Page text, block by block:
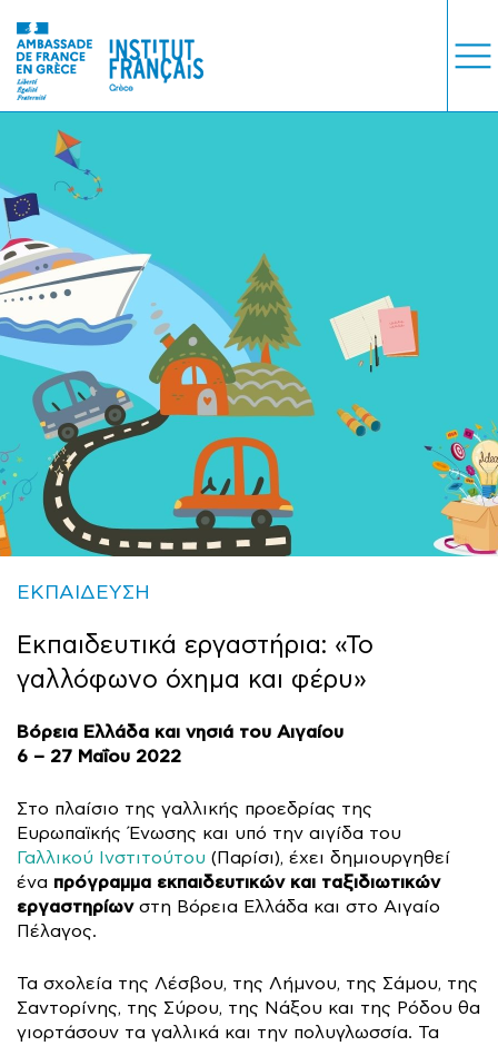
ΜΑΘΗΜΑΤΑ
ΕΞΕΤΑΣΕΙΣ
ΣΠΟΥΔΕΣ
ΣΥΝΕΡΓΕΙΕΣ
ΒΙΒΛΙΟΘΗΚΗ
ΕΚΠΑΙΔΕΥΣΗ
Εκπαιδευτικά εργαστήρια: «Το
γαλλόφωνο όχημα και φέρυ»
Βόρεια Ελλάδα και νησιά του Αιγαίου
6 – 27 Μαΐου 2022
Στο πλαίσιο της γαλλικής προεδρίας της
Ευρωπαϊκής Ένωσης και υπό την αιγίδα του
Γαλλικού Ινστιτούτου (Παρίσι), έχει δημιουργηθεί
ένα πρόγραμμα εκπαιδευτικών και ταξιδιωτικών
εργαστηρίων στη Βόρεια Ελλάδα και στο Αιγαίο
Πέλαγος.
Τα σχολεία της Λέσβου, της Λήμνου, της Σάμου, της
Σαντορίνης, της Σύρου, της Νάξου και της Ρόδου θα
γιορτάσουν τα γαλλικά και την πολυγλωσσία. Τα